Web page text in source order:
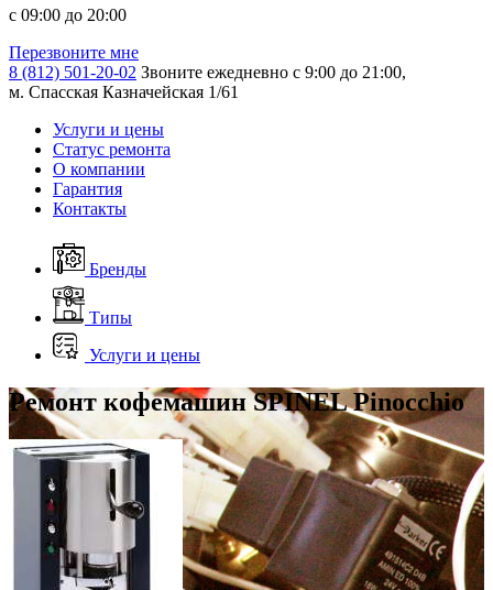
c 09:00 до 20:00
Перезвоните мне
8 (812) 501-20-02 Звоните ежедневно с 9:00 до 21:00,
м. Спасская Казначейская 1/61
Услуги и цены
Статус ремонта
О компании
Гарантия
Контакты
Бренды
Типы
Услуги и цены
Ремонт кофемашин SPINEL Pinocchio